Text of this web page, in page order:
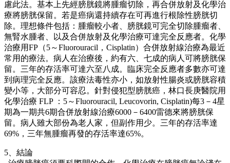
慮此法。基本上先經膀胱鏡將腫瘤切除，再合併放射及化學治
療將膀胱保留。若是癌病還持續存在可再進行根除性膀胱切
除。理想條件包括：腫瘤較小者、膀胱鏡可完全切除腫瘤者、
無腎水腫者、以及合併放射及化學治療可達完全反應者。化學
治療用FP（5～Fluorouracil，Cisplatin）合併放射線治療為最近
常用的療法。病人在治療後，約有六、七成的病人可將膀胱保
留。三年的存活率可達六至八成。臨床完全反應者多數亦可達
到病理完全反應。該療法毒性亦小，如放射性腸炎或膀胱容積
變小等，大部分可容忍。針對侵犯型膀胱癌，林口長庚醫院用
化學治療 FLP ：5～Fluorouracil, Leucovorin, Cisplatin)每3－4星
期為一期共6期合併放射線治療6000－6400雷德來將膀胱保
留。病人雖大部份為老人家，但副作用少。三年的存活率達
69%，三年無腫瘤再發的存活率達65%。
5、結論